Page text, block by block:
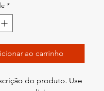
*
ao carrinho
do produto. Use